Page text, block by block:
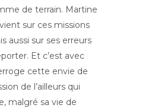
de terrain. Martine
sur ces missions
aussi sur ses erreurs
Et c’est avec
cette envie de
de l’ailleurs qui
malgré sa vie de